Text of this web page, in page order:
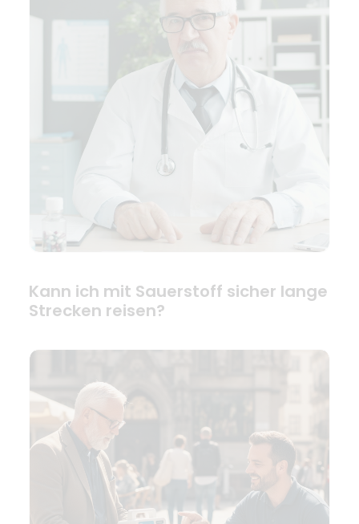
Kann ich mit Sauerstoff sicher lange
Strecken reisen?